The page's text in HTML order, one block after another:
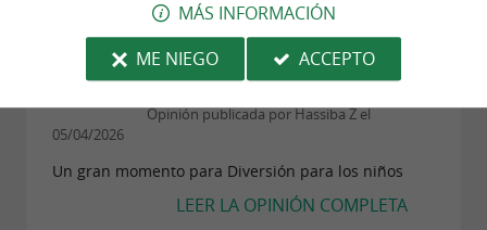
31 Opinión
Opinión publicada por Hassiba Z el
05/04/2026
Un gran momento para Diversión para los niños
LEER LA OPINIÓN COMPLETA
MÁS INFORMACIÓN
ME NIEGO
ACCEPTO